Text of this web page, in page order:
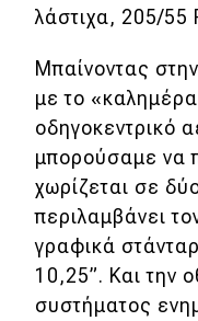
λάστιχα, 205/55
Μπαίνοντας
με το
οδηγοκεντρικό
μπορούσαμε να
χωρίζεται σε
περιλαμβάνει
γραφικά
10,25”. Και την
συστήματος